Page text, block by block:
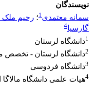
نویسندگان
سمانه معتمدی1؛ رحیم ملک
گارسیا4
1دانشگاه لرستان
2دانشگاه لرستان - تخصص
3دانشگاه فردوسی
4هیات علمی دانشگاه مالاگا